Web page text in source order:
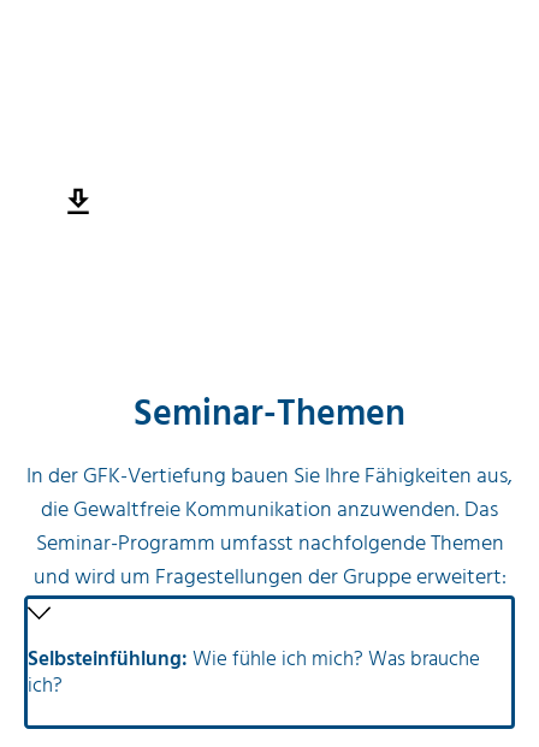
Seminar-Themen
In der GFK-Vertiefung bauen Sie Ihre Fähigkeiten aus,
die Gewaltfreie Kommunikation anzuwenden. Das
Seminar-Programm umfasst nachfolgende Themen
und wird um Fragestellungen der Gruppe erweitert:
Selbsteinfühlung:Wie fühle ich mich? Was brauche
ich?